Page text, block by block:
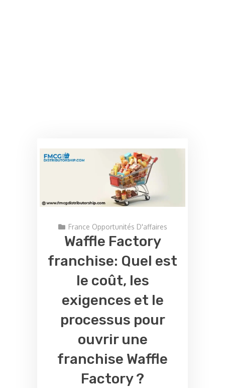
France Opportunités D'affaires
Waffle Factory
franchise: Quel est
le coût, les
exigences et le
processus pour
ouvrir une
franchise Waffle
Factory ?